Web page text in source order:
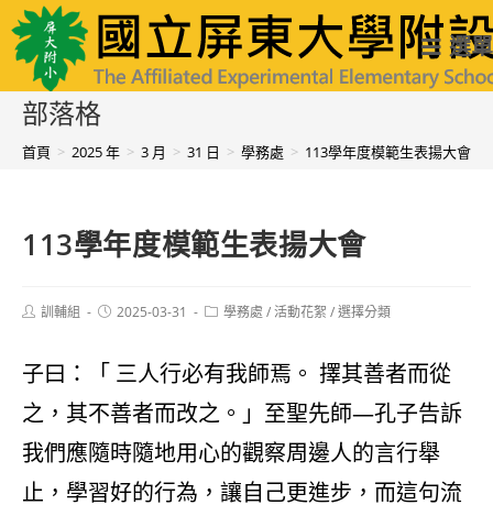
跳
轉
至
國立屏東大學附設實驗國民小學 選單
部落格
首頁 > 2025 年 > 3 月 > 31 日 > 學務處 > 113學年度模範生表揚大會
113學年度模範生表揚大會
Post訓輔組
Post2025-03-31
Post學務處 /活動花絮 /選擇分類
子曰：「 三人行必有我師焉。 擇其善者而從
之，其不善者而改之。」至聖先師—孔子告訴
我們應隨時隨地用心的觀察周邊人的言行舉
止，學習好的行為，讓自己更進步，而這句流